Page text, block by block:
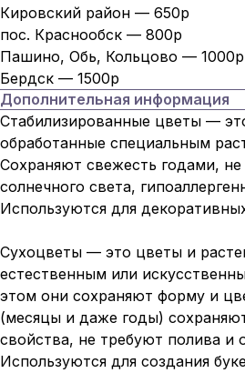
Кировский район — 650р
пос. Краснообск — 800р
Пашино, Обь, Кольцово — 1000р
Бердск — 1500р
Дополнительная информация
Стабилизированные цветы —
обработанные специальным
Сохраняют свежесть годами,
солнечного света,
Используются для
Сухоцветы — это цветы и
естественным или
этом они сохраняют форму и
(месяцы и даже годы)
свойства, не требуют полива и
Используются для создания